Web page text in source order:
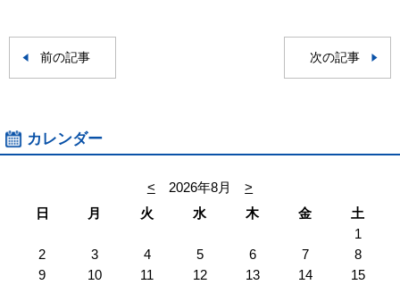
前の記事 次の記事
カレンダー
< 2026年8月
>
日
月 火 水 木 金
土
1
2
3 4 5 6 7
8
9
10 11 12 13 14
15